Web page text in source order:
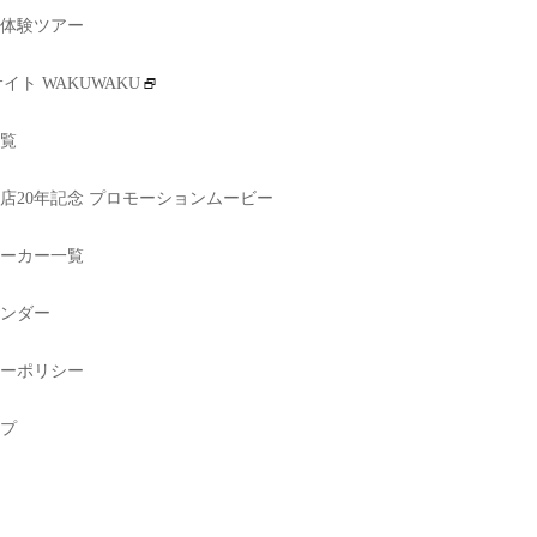
験ツアー
ト WAKUWAKU
20年記念 プロモーションムービー
カー一覧
ダー
ポリシー